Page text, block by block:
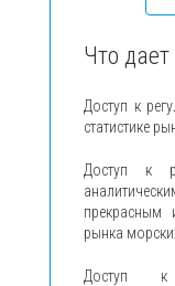
Что
Доступ к
статистике
Доступ к
прекрасным
рынка
Доступ к